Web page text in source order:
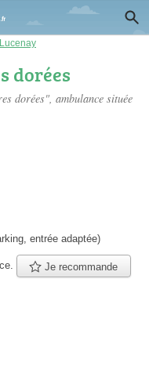
Lucenay
dorées
dorées", ambulance située
entrée adaptée)
Je recommande